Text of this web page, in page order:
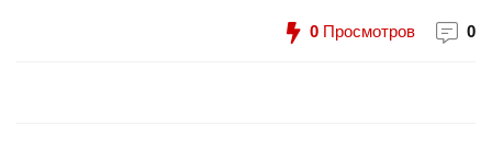
0 Просмотров 0